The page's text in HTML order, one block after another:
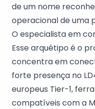
de um nome
operacional de uma
O especialista em
Esse arquétipo é o
concentra em
forte presença no
europeus Tier-1,
compatíveis com a